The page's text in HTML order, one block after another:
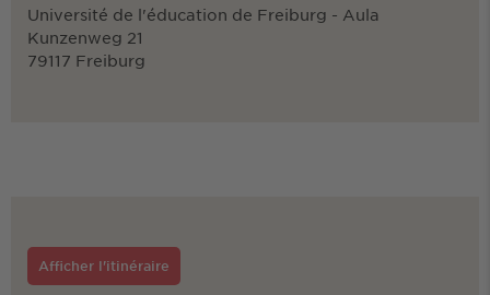
Université de l'éducation de Freiburg - Aula
Kunzenweg 21
79117 Freiburg
Afficher l'itinéraire